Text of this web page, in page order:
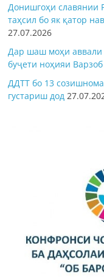
Донишгоҳи славянии
таҳсил бо як қатор
27.07.2026
Дар шаш моҳи аввали
буҷети ноҳияи
ДДТТ бо 13
густариш дод